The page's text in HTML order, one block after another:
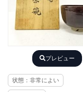
プレビュー
状態：非常によい